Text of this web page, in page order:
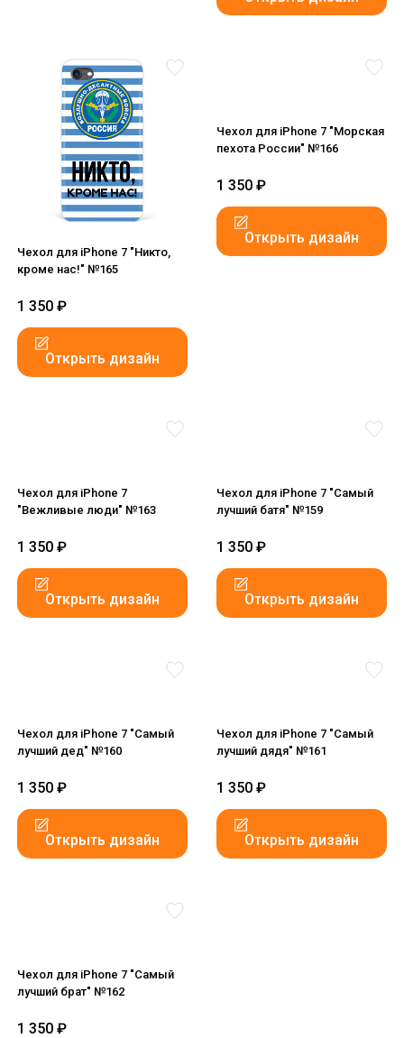
Чехол для iPhone 7 "Никто,
кроме нас!" №165
1 350 ₽
Открыть дизайн
Чехол для iPhone 7 "Морская
пехота России" №166
1 350 ₽
Открыть дизайн
Чехол для iPhone 7
"Вежливые люди" №163
1 350 ₽
Открыть дизайн
Чехол для iPhone 7 "Самый
лучший батя" №159
1 350 ₽
Открыть дизайн
Чехол для iPhone 7 "Самый
лучший дед" №160
1 350 ₽
Открыть дизайн
Чехол для iPhone 7 "Самый
лучший дядя" №161
1 350 ₽
Открыть дизайн
Чехол для iPhone 7 "Самый
лучший брат" №162
1 350 ₽